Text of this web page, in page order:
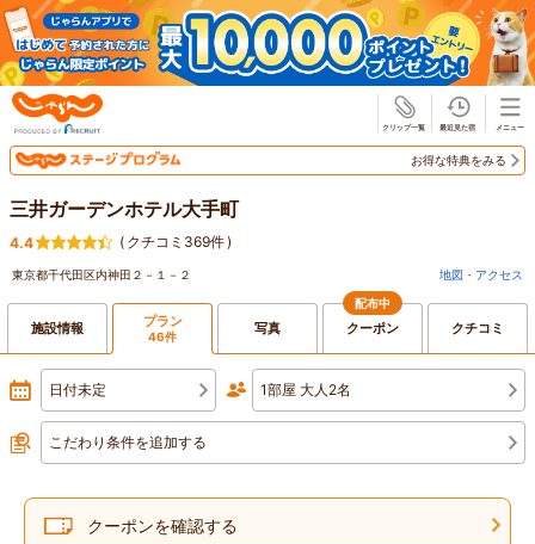
お得な特典をみる
三井ガーデンホテル大手町
4.4 ( クチコミ369件)
東京都千代田区内神田２－１－２ 地図・アクセス
施設情報 プラン
46件 写真
配布中
クーポン クチコミ
日付未定 1部屋 大人2名
こだわり条件を追加する
クーポンを確認する